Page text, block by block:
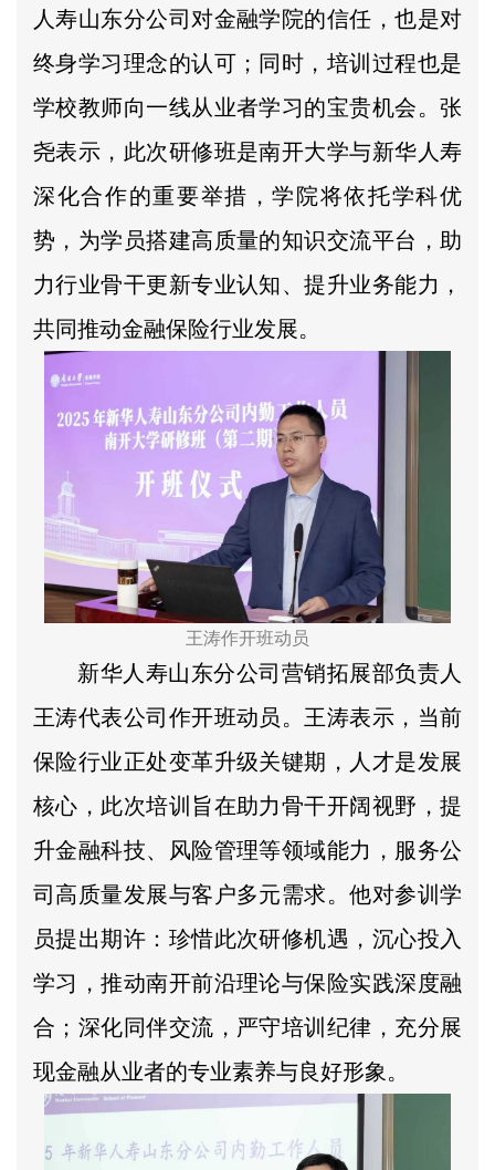
人寿山东分公司对金融学院的信任，也是对
终身学习理念的认可；同时，培训过程也是
学校教师向一线从业者学习的宝贵机会。张
尧表示，此次研修班是南开大学与新华人寿
深化合作的重要举措，学院将依托学科优
势，为学员搭建高质量的知识交流平台，助
力行业骨干更新专业认知、提升业务能力，
共同推动金融保险行业发展。
王涛作开班动员
新华人寿山东分公司营销拓展部负责人
王涛代表公司作开班动员。王涛表示，当前
保险行业正处变革升级关键期，人才是发展
核心，此次培训旨在助力骨干开阔视野，提
升金融科技、风险管理等领域能力，服务公
司高质量发展与客户多元需求。他对参训学
员提出期许：珍惜此次研修机遇，沉心投入
学习，推动南开前沿理论与保险实践深度融
合；深化同伴交流，严守培训纪律，充分展
现金融从业者的专业素养与良好形象。